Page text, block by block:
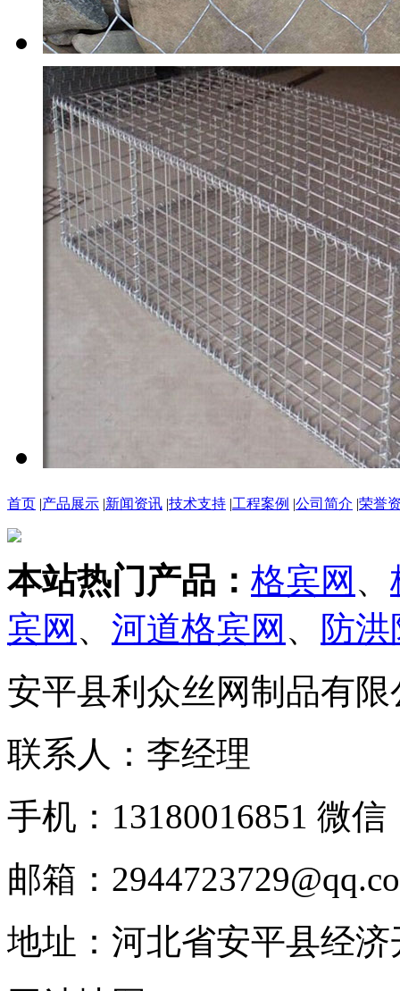
首页 |产品展示 |新闻资讯 |技术支持 |工程案例 |公司简介 |荣誉
本站热门产品： 格宾网 、
宾网 、 河道格宾网 、
防
安平县利众丝网制品有限
联系人：李经理
手机：13180016851 微信
邮箱：
地址：河北省安平县经济